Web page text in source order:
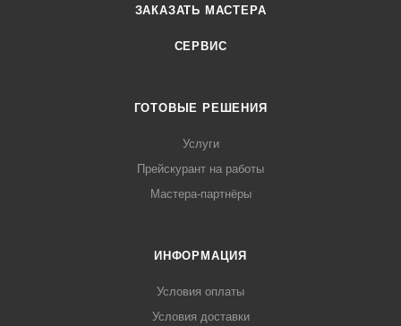
ЗАКАЗАТЬ МАСТЕРА
СЕРВИС
ГОТОВЫЕ РЕШЕНИЯ
Услуги
Прейскурант на работы
Мастера-партнёры
ИНФОРМАЦИЯ
Условия оплаты
Условия доставки